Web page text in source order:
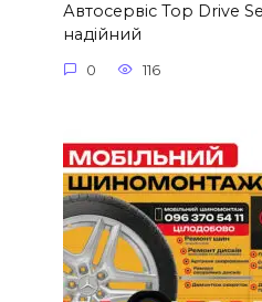
Автосервіс Top Drive
надійний
0 116